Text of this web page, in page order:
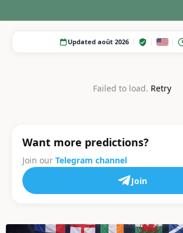
Updated août 2026
Failed to load. Retry
Want more predictions?
Join our Telegram channel
Join